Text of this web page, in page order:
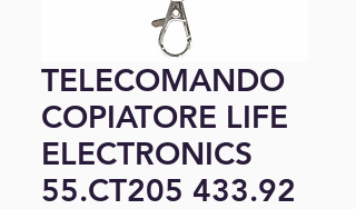
TELECOMANDO
COPIATORE LIFE
ELECTRONICS
55.CT205 433.92